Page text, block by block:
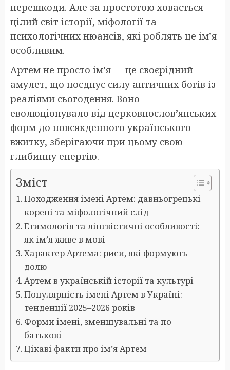
перешкоди. Але за простотою ховається
цілий світ історії, міфології та
психологічних нюансів, які роблять це ім’я
особливим.
Артем не просто ім’я — це своєрідний
амулет, що поєднує силу античних богів із
реаліями сьогодення. Воно
еволюціонувало від церковнослов’янських
форм до повсякденного українського
вжитку, зберігаючи при цьому свою
глибинну енергію.
Зміст
Походження імені Артем: давньогрецькі
корені та міфологічний слід
Етимологія та лінгвістичні особливості:
як ім’я живе в мові
Характер Артема: риси, які формують
долю
Артем в українській історії та культурі
Популярність імені Артем в Україні:
тенденції 2025–2026 років
Форми імені, зменшувальні та по
батькові
Цікаві факти про ім’я Артем